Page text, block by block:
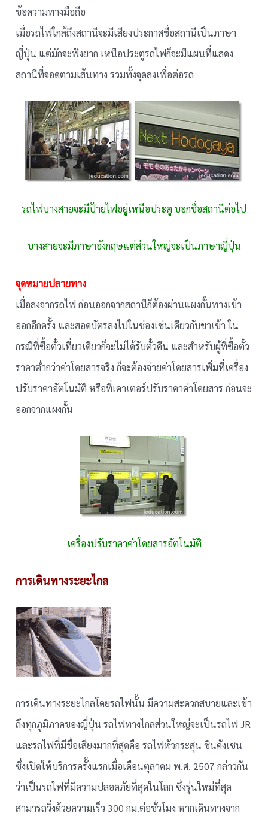
ข้อความทางมือถือ
เมื่อรถไฟใกล้ถึงสถานีจะมีเสียงประกาศชื่อสถานีเป็นภาษา
ญี่ปุ่น แต่มักจะฟังยาก เหนือประตูรถไฟก็จะมีแผนที่แสดง
สถานีที่จอดตามเส้นทาง รวมทั้งจุดลงเพื่อต่อรถ
รถไฟบางสายจะมีป้ายไฟอยู่เหนือประตู บอกชื่อสถานีต่อไป
บางสายจะมีภาษาอังกฤษแต่ส่วนใหญ่จะเป็นภาษาญี่ปุ่น
จุดหมายปลายทาง
เมื่อลงจากรถไฟ ก่อนออกจากสถานีก็ต้องผ่านแผงกั้นทางเข้า
ออกอีกครั้ง และสอดบัตรลงไปในช่องเช่นเดียวกับขาเข้า ใน
กรณีที่ซื้อตั๋วเที่ยวเดียวก็จะไม่ได้รับตั๋วคืน และสำหรับผู้ที่ซื้อตั๋ว
ราคาต่ำกว่าค่าโดยสารจริง ก็จะต้องจ่ายค่าโดยสารเพิ่มที่เครื่อง
ปรับราคาอัตโนมัติ หรือที่เคาเตอร์ปรับราคาค่าโดยสาร ก่อนจะ
ออกจากแผงกั้น
เครื่องปรับราคาค่าโดยสารอัตโนมัติ
การเดินทางระยะไกล
การเดินทางระยะไกลโดยรถไฟนั้น มีความสะดวกสบายและเข้า
ถึงทุกภูมิภาคของญี่ปุ่น รถไฟทางไกลส่วนใหญ่จะเป็นรถไฟ JR
และรถไฟที่มีชื่อเสียงมากที่สุดคือ รถไฟหัวกระสุน ชินคังเซน
ซึ่งเปิดให้บริการครั้งแรกเมื่อเดือนตุลาคม พ.ศ. 2507 กล่าวกัน
ว่าเป็นรถไฟที่มีความปลอดภัยที่สุดในโลก ซึ่งรุ่นใหม่ที่สุด
สามารถวิ่งด้วยความเร็ว 300 กม.ต่อชั่วโมง หากเดินทางจาก